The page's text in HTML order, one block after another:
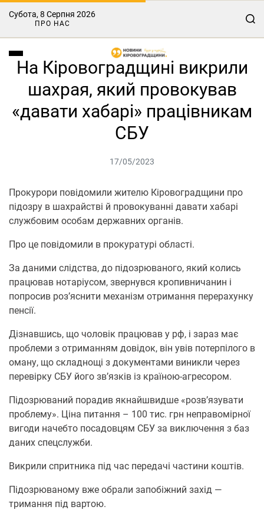
Субота, 8 Серпня 2026
ПРО НАС
На Кіровоградщині викрили
шахрая, який провокував
«давати хабарі» працівникам
СБУ
17/05/2023
Прокурори повідомили жителю Кіровоградщини про
підозру в шахрайстві й провокуванні давати хабарі
службовим особам державних органів.
Про це повідомили в прокуратурі області.
За даними слідства, до підозрюваного, який колись
працював нотаріусом, звернувся кропивничанин і
попросив роз’яснити механізм отримання перерахунку
пенсії.
Дізнавшись, що чоловік працював у рф, і зараз має
проблеми з отриманням довідок, він увів потерпілого в
оману, що складнощі з документами виникли через
перевірку СБУ його зв’язків із країною-агресором.
Підозрюваний порадив якнайшвидше «розв’язувати
проблему». Ціна питання – 100 тис. грн неправомірної
вигоди начебто посадовцям СБУ за виключення з баз
даних спецслужби.
Викрили спритника під час передачі частини коштів.
Підозрюваному вже обрали запобіжний захід —
тримання під вартою.